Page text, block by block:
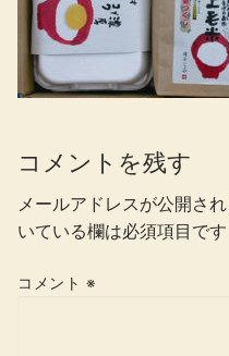
コメントを残す
メールアドレスが公開さ
いている欄は必須項目です
コメント ※